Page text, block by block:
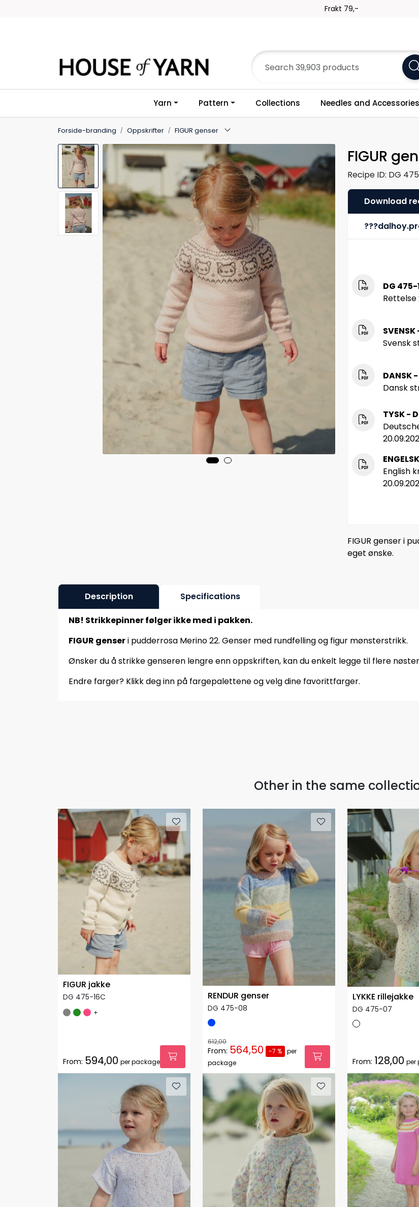
Frakt 79,-
Yarn Pattern Collections Needles and Accessories
Forside-branding Oppskrifter FIGUR genser
FIGUR
Recipe ID: DG
Download
DG
Rettelse
Svensk
DANSK
Dansk
TYSK -
English
FIGUR genser i
eget ønske.
Description Specifications
NB! Strikkepinner følger ikke med i pakken.
FIGUR genseri pudderrosa Merino 22. Genser med rundfelling og figur mønsterstrikk.
Ønsker du å strikke genseren lengre enn oppskriften, kan du enkelt legge til flere
Endre farger? Klikk deg inn på fargepalettene og velg dine favorittfarger.
Other in the same
FIGUR jakke
DG 475-16C
+
From: 594,00 per package
RENDUR genser
DG 475-08
612,00
From: 564,50 -7 % per
package
LYKKE rillejakke
DG 475-07
From: 128,00 per